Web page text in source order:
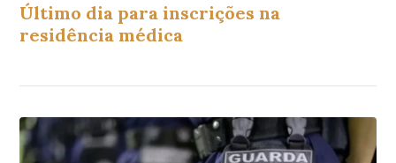
Último dia para inscrições na
residência médica